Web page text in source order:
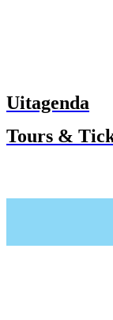
Uitagenda
Tours &